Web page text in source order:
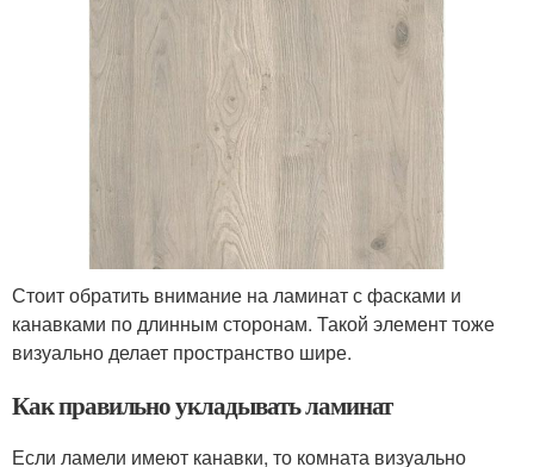
Стоит обратить внимание на ламинат с фасками и
канавками по длинным сторонам. Такой элемент тоже
визуально делает пространство шире.
Как правильно укладывать ламинат
Если ламели имеют канавки, то комната визуально